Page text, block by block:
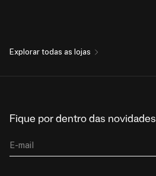
Explorar todas as lojas
Fique por dentro das novidades
E-mail